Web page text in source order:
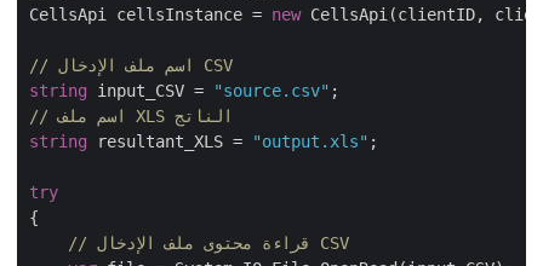
CellsApi cellsInstance = new CellsApi(clientID,
// اسم ملف الإدخال CSV
string input_CSV = "source.csv"
// اسم ملف XLS الناتج
string resultant_XLS = "output.xls" ;
try
{
// قراءة محتوى ملف الإدخال CSV